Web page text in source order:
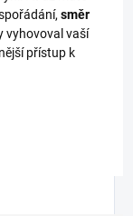
směr
vyhovoval vaší
přístup k